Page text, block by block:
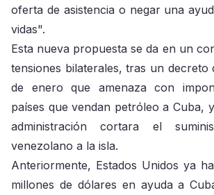
oferta de asistencia o negar una
vidas".
Esta nueva propuesta se da en un
tensiones bilaterales, tras un decreto
de enero que amenaza con
países que vendan petróleo a Cuba,
administración cortara el
venezolano a la isla.
Anteriormente, Estados Unidos ya
millones de dólares en ayuda a